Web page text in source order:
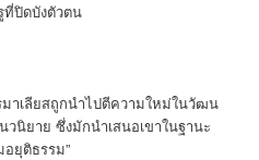
ที่ปิดบังตัวตน
าเลียสถูกนำไปตีความใหม่ในวัฒน
นิยาย ซึ่งมักนำเสนอเขาในฐานะ
อยุติธรรม”